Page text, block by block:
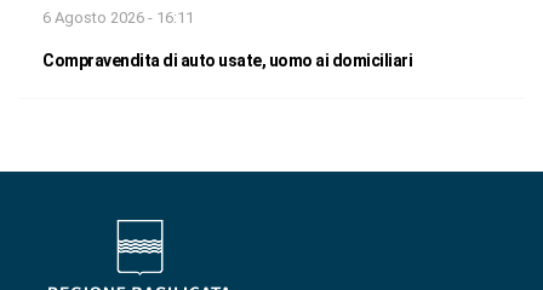
6 Agosto 2026 - 16:11
Compravendita di auto usate, uomo ai domiciliari